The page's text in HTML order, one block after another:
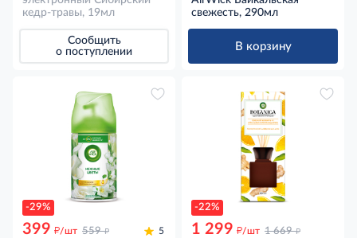
кедр-травы, 19мл
Сообщить
о поступлении
свежесть, 290мл
В корзину
-29%
399 д/шт 559 д 5
-22%
1 299 д/шт 1 669 д